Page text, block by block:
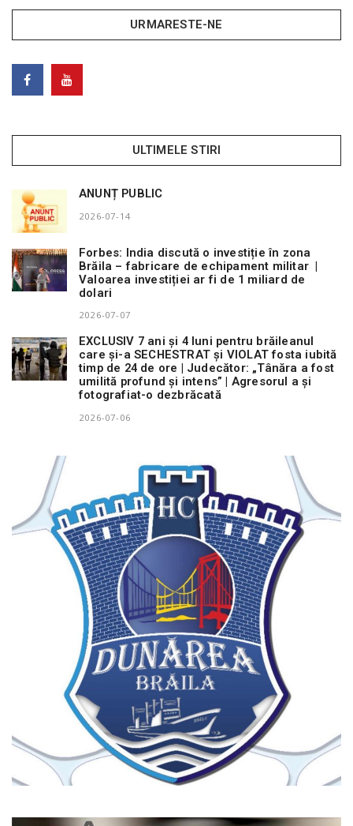
URMARESTE-NE
ULTIMELE STIRI
ANUNȚ PUBLIC
2026-07-14
Forbes: India discută o investiție în zona
Brăila – fabricare de echipament militar |
Valoarea investiției ar fi de 1 miliard de
dolari
2026-07-07
EXCLUSIV 7 ani și 4 luni pentru brăileanul
care și-a SECHESTRAT și VIOLAT fosta iubită
timp de 24 de ore | Judecător: „Tânăra a fost
umilită profund și intens” | Agresorul a și
fotografiat-o dezbrăcată
2026-07-06